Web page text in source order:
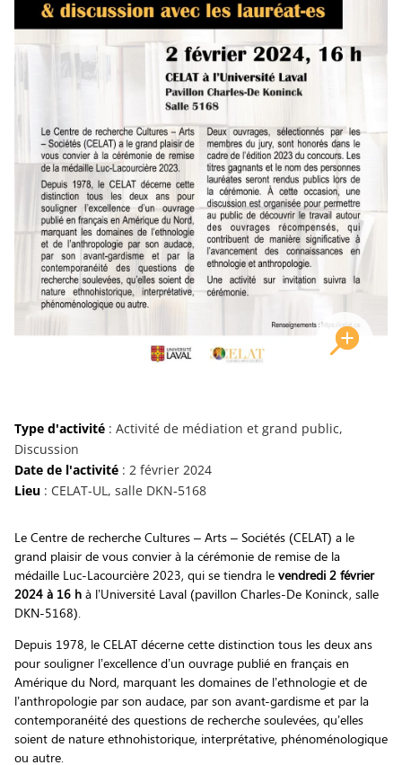
Type d'activité: Activité de médiation et grand public,
Discussion
Date de l'activité: 2 février 2024
Lieu: CELAT-UL, salle DKN-5168
Le Centre de recherche Cultures – Arts – Sociétés (CELAT) a le
grand plaisir de vous convier à la cérémonie de remise de la
médaille Luc-Lacourcière 2023, qui se tiendra le vendredi 2 février
2024 à 16 hà l’Université Laval (pavillon Charles-De Koninck, salle
DKN-5168).
Depuis 1978, le CELAT décerne cette distinction tous les deux ans
pour souligner l’excellence d’un ouvrage publié en français en
Amérique du Nord, marquant les domaines de l’ethnologie et de
l’anthropologie par son audace, par son avant-gardisme et par la
contemporanéité des questions de recherche soulevées, qu’elles
soient de nature ethnohistorique, interprétative, phénoménologique
ou autre.